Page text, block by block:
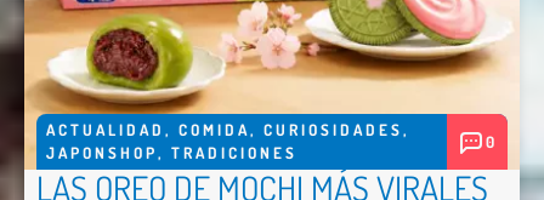
ACTUALIDAD , COMIDA, CURIOSIDADES,
JAPONSHOP, TRADICIONES
0
LAS OREO DE MOCHI MÁS VIRALES